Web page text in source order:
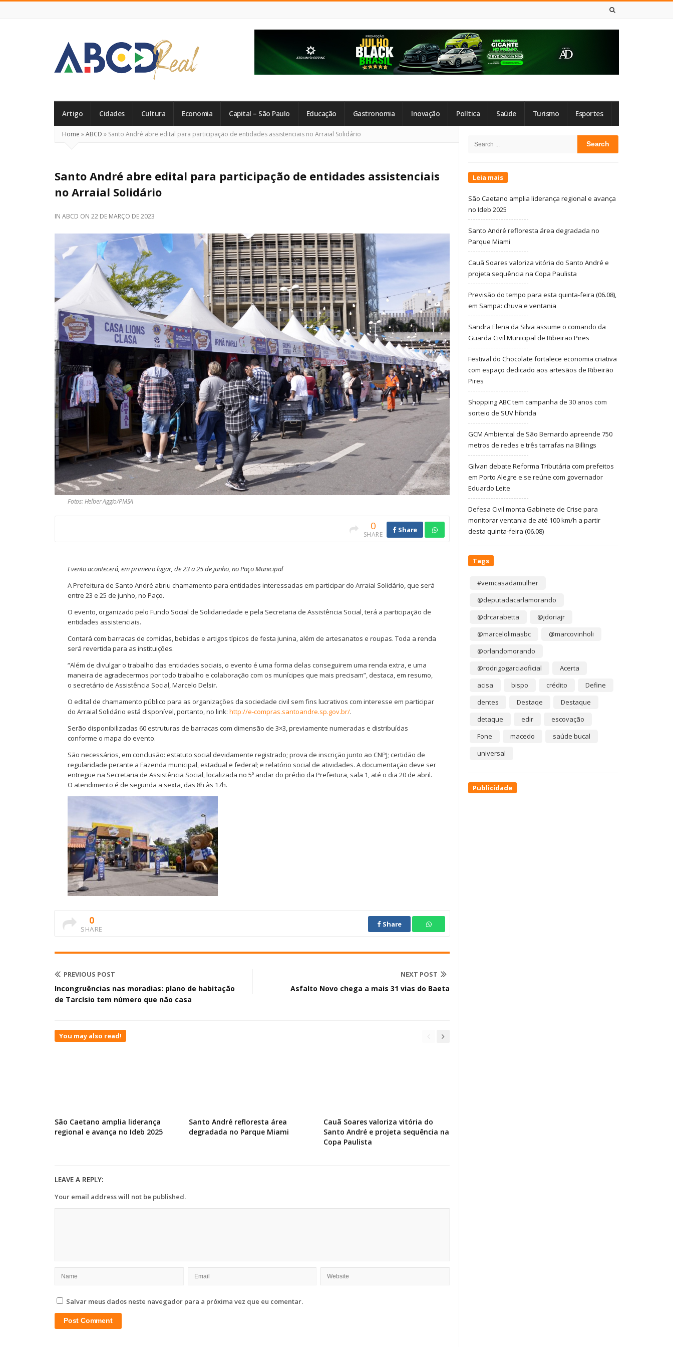
Real
Artigo Cidades Cultura Economia Capital – São Paulo Educação Gastronomia Inovação Política Saúde Turismo Esportes
Home »ABCD » Santo André abre edital para participação de entidades assistenciais no Arraial Solidário
Santo André abre edital para participação de entidades assistenciais
no Arraial Solidário
IN ABCD ON 22 DE MARÇO DE 2023
Fotos: Helber Aggio/PMSA
0
SHARE
Share
Evento acontecerá, em primeiro lugar, de 23 a 25 de junho, no Paço Municipal
A Prefeitura de Santo André abriu chamamento para entidades interessadas em participar do Arraial Solidário, que será
entre 23 e 25 de junho, no Paço.
O evento, organizado pelo Fundo Social de Solidariedade e pela Secretaria de Assistência Social, terá a participação de
entidades assistenciais.
Contará com barracas de comidas, bebidas e artigos típicos de festa junina, além de artesanatos e roupas. Toda a renda
será revertida para as instituições.
“Além de divulgar o trabalho das entidades sociais, o evento é uma forma delas conseguirem uma renda extra, e uma
maneira de agradecermos por todo trabalho e colaboração com os munícipes que mais precisam”, destaca, em resumo,
o secretário de Assistência Social, Marcelo Delsir.
O edital de chamamento público para as organizações da sociedade civil sem fins lucrativos com interesse em participar
do Arraial Solidário está disponível, portanto, no link: http://e-compras.santoandre.sp.gov.br/.
Serão disponibilizadas 60 estruturas de barracas com dimensão de 3×3, previamente numeradas e distribuídas
conforme o mapa do evento.
São necessários, em conclusão: estatuto social devidamente registrado; prova de inscrição junto ao CNPJ; certidão de
regularidade perante a Fazenda municipal, estadual e federal; e relatório social de atividades. A documentação deve ser
entregue na Secretaria de Assistência Social, localizada no 5º andar do prédio da Prefeitura, sala 1, até o dia 20 de abril.
O atendimento é de segunda a sexta, das 8h às 17h.
0
SHARE
Share
PREVIOUS POST
Incongruências nas moradias: plano de habitação
de Tarcísio tem número que não casa
NEXT POST
Asfalto Novo chega a mais 31 vias do Baeta
You may also read!
São Caetano amplia liderança
regional e avança no Ideb 2025
Santo André refloresta área
degradada no Parque Miami
Cauã Soares valoriza vitória do
Santo André e projeta sequência na
Copa Paulista
LEAVE A REPLY:
Your email address will not be published.
Salvar meus dados neste navegador para a próxima vez que eu comentar.
Sidebar
Search
Leia mais
São Caetano amplia liderança regional e avança
no Ideb 2025
Santo André refloresta área degradada no
Parque Miami
Cauã Soares valoriza vitória do Santo André e
projeta sequência na Copa Paulista
Previsão do tempo para esta quinta-feira (06.08),
em Sampa: chuva e ventania
Sandra Elena da Silva assume o comando da
Guarda Civil Municipal de Ribeirão Pires
Festival do Chocolate fortalece economia criativa
com espaço dedicado aos artesãos de Ribeirão
Pires
Shopping ABC tem campanha de 30 anos com
sorteio de SUV híbrida
GCM Ambiental de São Bernardo apreende 750
metros de redes e três tarrafas na Billings
Gilvan debate Reforma Tributária com prefeitos
em Porto Alegre e se reúne com governador
Eduardo Leite
Defesa Civil monta Gabinete de Crise para
monitorar ventania de até 100 km/h a partir
desta quinta-feira (06.08)
Tags
#vemcasadamulher
@deputadacarlamorando
@drcarabetta
@jdoriajr
@marcelolimasbc
@marcovinholi
@orlandomorando
@rodrigogarciaoficial
Acerta
acisa
bispo crédito
Define
dentes
Destaqe
Destaque
detaque
edir
escovação
Fone
macedo
saúde bucal
universal
Publicidade